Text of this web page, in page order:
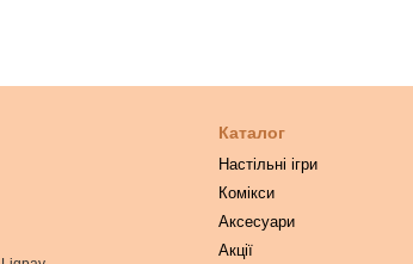
Каталог
Настільні ігри
Комікси
Аксесуари
Акції